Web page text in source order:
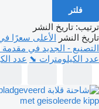
فلتر
ترتيب: تاريخ النشر
تاريخ النشر الأعلى سعرًا
التصنيع - الجديد في مقدمة
عدد الكيلومترات ⬊ عدد